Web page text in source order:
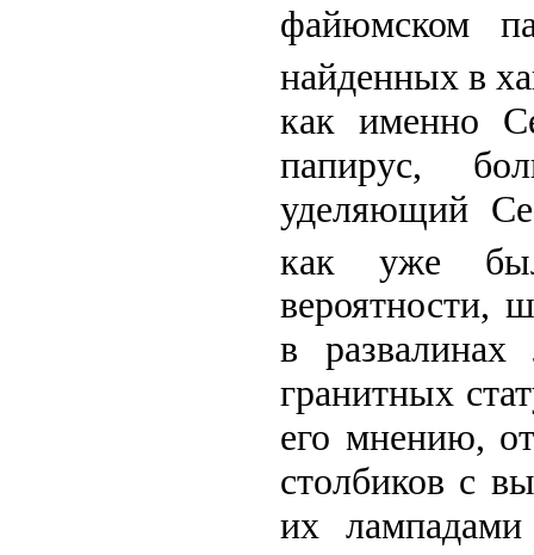
файюмском
найденных в
как именно
папирус,
уделяющий
как уже
вероятности,
в
гранитных
его мнению,
столбиков с
их